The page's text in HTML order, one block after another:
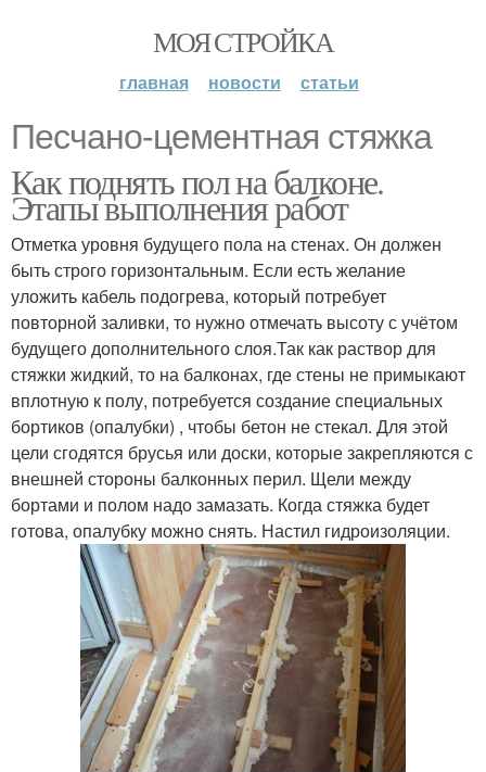
МОЯ СТРОЙКА
главная новости статьи
Песчано-цементная стяжка
Как поднять пол на балконе.
Этапы выполнения работ
Отметка уровня будущего пола на стенах. Он должен
быть строго горизонтальным. Если есть желание
уложить кабель подогрева, который потребует
повторной заливки, то нужно отмечать высоту с учётом
будущего дополнительного слоя.Так как раствор для
стяжки жидкий, то на балконах, где стены не примыкают
вплотную к полу, потребуется создание специальных
бортиков (опалубки) , чтобы бетон не стекал. Для этой
цели сгодятся брусья или доски, которые закрепляются с
внешней стороны балконных перил. Щели между
бортами и полом надо замазать. Когда стяжка будет
готова, опалубку можно снять. Настил гидроизоляции.